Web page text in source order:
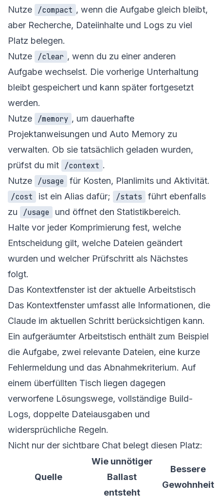
Nutze
/compact , wenn die Aufgabe gleich bleibt,
aber Recherche, Dateiinhalte und Logs zu viel
Platz belegen.
Nutze
/clear , wenn du zu einer anderen
Aufgabe wechselst. Die vorherige Unterhaltung
bleibt gespeichert und kann später fortgesetzt
werden.
Nutze
/memory , um dauerhafte
Projektanweisungen und Auto Memory zu
verwalten. Ob sie tatsächlich geladen wurden,
prüfst du mit
/context .
Nutze
/usage
für Kosten, Planlimits und Aktivität.
/cost
ist ein Alias dafür; /stats
führt ebenfalls
zu
/usage
und öffnet den Statistikbereich.
Halte vor jeder Komprimierung fest, welche
Entscheidung gilt, welche Dateien geändert
wurden und welcher Prüfschritt als Nächstes
folgt.
Das Kontextfenster ist der aktuelle Arbeitstisch
Das Kontextfenster umfasst alle Informationen, die
Claude im aktuellen Schritt berücksichtigen kann.
Ein aufgeräumter Arbeitstisch enthält zum Beispiel
die Aufgabe, zwei relevante Dateien, eine kurze
Fehlermeldung und das Abnahmekriterium. Auf
einem überfüllten Tisch liegen dagegen
verworfene Lösungswege, vollständige Build-
Logs, doppelte Dateiausgaben und
widersprüchliche Regeln.
Nicht nur der sichtbare Chat belegt diesen Platz:
Quelle
Wie unnötiger
Ballast
entsteht
Bessere
Gewohnheit